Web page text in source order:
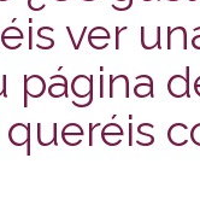
ver
página
queréis